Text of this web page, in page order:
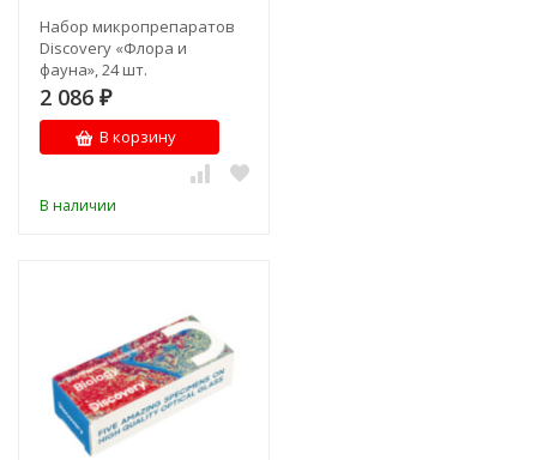
Набор микропрепаратов
Discovery «Флора и
фауна», 24 шт.
2 086 ₽
В корзину
В наличии